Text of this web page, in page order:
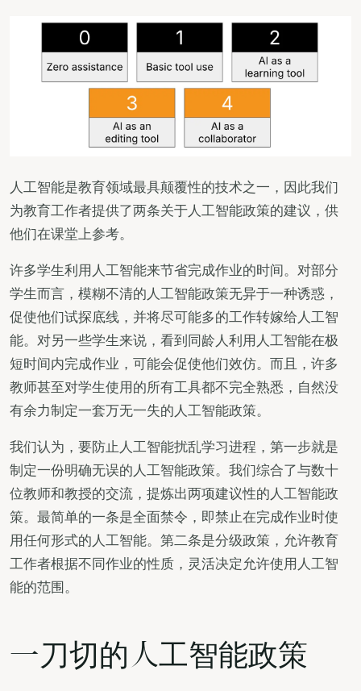
登录
免费试用
人工智能是教育领域最具颠覆性的技术之一，因此我们
为教育工作者提供了两条关于人工智能政策的建议，供
他们在课堂上参考。
许多学生利用人工智能来节省完成作业的时间。对部分
学生而言，模糊不清的人工智能政策无异于一种诱惑，
促使他们试探底线，并将尽可能多的工作转嫁给人工智
能。对另一些学生来说，看到同龄人利用人工智能在极
短时间内完成作业，可能会促使他们效仿。而且，许多
教师甚至对学生使用的所有工具都不完全熟悉，自然没
有余力制定一套万无一失的人工智能政策。
我们认为，要防止人工智能扰乱学习进程，第一步就是
制定一份明确无误的人工智能政策。我们综合了与数十
位教师和教授的交流，提炼出两项建议性的人工智能政
策。最简单的一条是全面禁令，即禁止在完成作业时使
用任何形式的人工智能。第二条是分级政策，允许教育
工作者根据不同作业的性质，灵活决定允许使用人工智
能的范围。
一刀切的人工智能政策